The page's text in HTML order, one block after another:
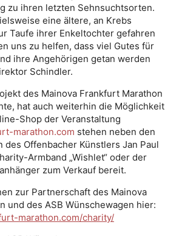
zu ihren letzten Sehnsuchtsorten.
eine ältere, an Krebs
Taufe ihrer Enkeltochter gefahren
uns zu helfen, dass viel Gutes für
ihre Angehörigen getan werden
Schindler.
des Mainova Frankfurt Marathon
hat auch weiterhin die Möglichkeit
Shop der Veranstaltung
marathon.com stehen neben den
des Offenbacher Künstlers Jan Paul
Armband „Wishlet“ oder der
zum Verkauf bereit.
zur Partnerschaft des Mainova
und des ASB Wünschewagen hier:
marathon.com/charity/